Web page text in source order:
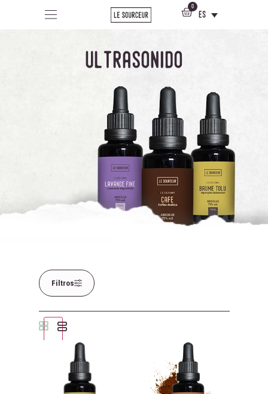
0
es
ultrasonido
Filtros
Capacidad